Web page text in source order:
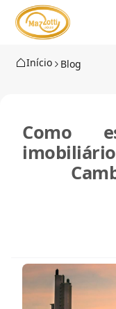
Início Blog
Como